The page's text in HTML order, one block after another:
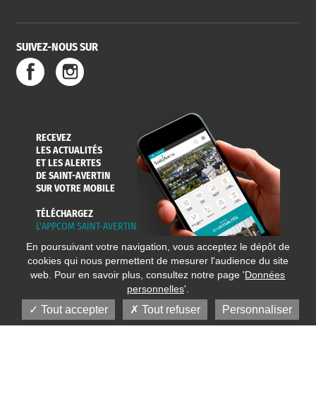
SERVICE
DE L'EAU
SUIVEZ-NOUS SUR
RECEVEZ
LES ACTUALITÉS
ET LES ALERTES
DE SAINT-AVERTIN
SUR VOTRE MOBILE
TÉLÉCHARGEZ
L'APPCOM SAINT-AVERTIN
En poursuivant votre navigation, vous acceptez le dépôt de
cookies qui nous permettent de mesurer l'audience du site
web. Pour en savoir plus, consultez notre page 'Données
personnelles'.
Tout accepter Tout refuser Personnaliser